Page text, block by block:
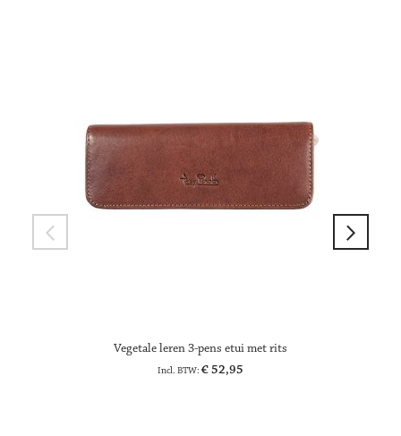
Vegetale leren 3-pens etui met rits
€ 52,95